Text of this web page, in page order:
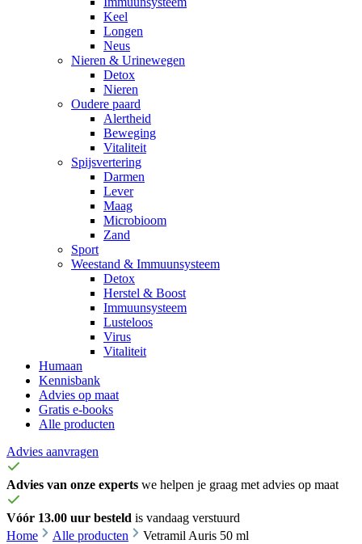
Keel
Longen
Neus
Nieren & Urinewegen
Detox
Nieren
Oudere paard
Alertheid
Beweging
Vitaliteit
Spijsvertering
Darmen
Lever
Maag
Microbioom
Zand
Sport
Weestand & Immuunsysteem
Detox
Herstel & Boost
Immuunsysteem
Lusteloos
Virus
Vitaliteit
Humaan
Kennisbank
Advies op maat
Gratis e-books
Alle producten
Advies aanvragen
Advies van onze experts we helpen je graag met advies op maat
Vóór 13.00 uur besteld is vandaag verstuurd
Home
Alle producten Vetramil Auris 50 ml